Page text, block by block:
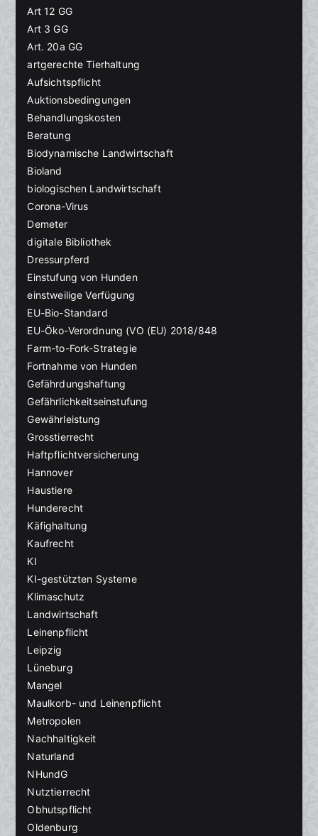
Art 12 GG
Art 3 GG
Art. 20a GG
artgerechte Tierhaltung
Aufsichtspflicht
Auktionsbedingungen
Behandlungskosten
Beratung
Biodynamische Landwirtschaft
Bioland
biologischen Landwirtschaft
Corona-Virus
Demeter
digitale Bibliothek
Dressurpferd
Einstufung von Hunden
einstweilige Verfügung
EU-Bio-Standard
EU-Öko-Verordnung (VO (EU) 2018/848
Farm-to-Fork-Strategie
Fortnahme von Hunden
Gefährdungshaftung
Gefährlichkeitseinstufung
Gewährleistung
Grosstierrecht
Haftpflichtversicherung
Hannover
Haustiere
Hunderecht
Käfighaltung
Kaufrecht
KI
KI-gestützten Systeme
Klimaschutz
Landwirtschaft
Leinenpflicht
Leipzig
Lüneburg
Mangel
Maulkorb- und Leinenpflicht
Metropolen
Nachhaltigkeit
Naturland
NHundG
Nutztierrecht
Obhutspflicht
Oldenburg